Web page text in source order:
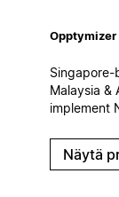
Opptymizer
Singapore-
Malaysia &
implement
CRM and
Enterprise
Näytä